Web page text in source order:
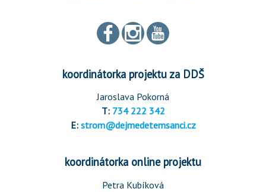
koordinátorka projektu za DDŠ
Jaroslava Pokorná
T: 734 222 342
E: strom@dejmedetemsanci.cz
koordinátorka online projektu
Petra Kubíková